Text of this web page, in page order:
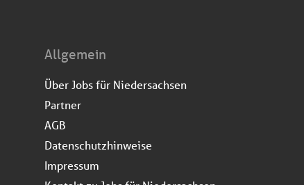
Allgemein
Über Jobs für Niedersachsen
Partner
AGB
Datenschutzhinweise
Impressum